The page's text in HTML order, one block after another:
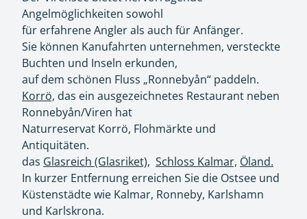
Angelmöglichkeiten sowohl
für erfahrene Angler als auch für Anfänger.
Sie können Kanufahrten unternehmen, versteckte
Buchten und Inseln erkunden,
auf dem schönen Fluss „Ronnebyån“ paddeln.
Korrö, das ein ausgezeichnetes Restaurant neben
Ronnebyån/Viren hat
Naturreservat Korrö, Flohmärkte und
Antiquitäten.
das Glasreich (Glasriket), Schloss Kalmar, Öland.
In kurzer Entfernung erreichen Sie die Ostsee und
Küstenstädte wie Kalmar, Ronneby, Karlshamn
und Karlskrona.